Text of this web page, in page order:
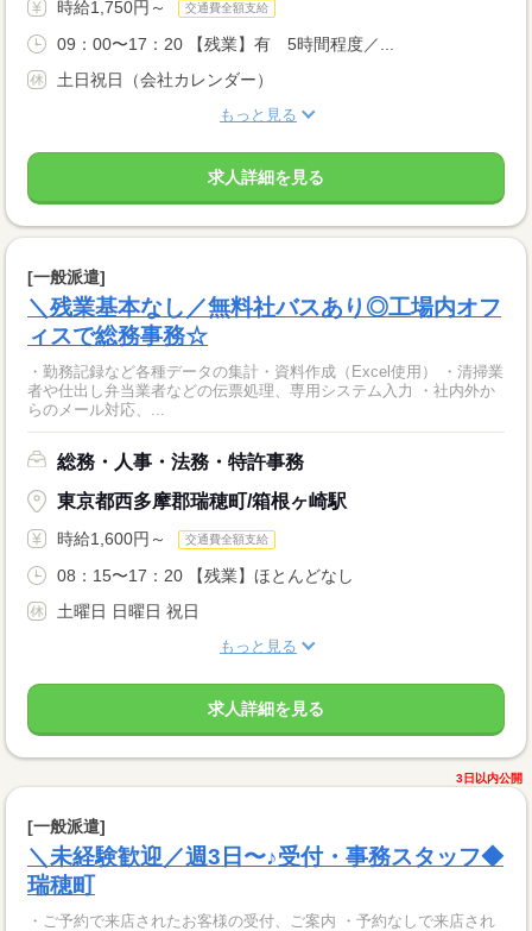
時給1,750円～ 交通費全額支給
09：00〜17：20 【残業】有 5時間程度／...
土日祝日（会社カレンダー）
もっと見る
求人詳細を見る
[一般派遣]
＼残業基本なし／無料社バスあり◎工場内オフ
ィスで総務事務☆
・勤務記録など各種データの集計・資料作成（Excel使用） ・清掃業
者や仕出し弁当業者などの伝票処理、専用システム入力 ・社内外か
らのメール対応、...
総務・人事・法務・特許事務
東京都西多摩郡瑞穂町/箱根ヶ崎駅
時給1,600円～ 交通費全額支給
08：15〜17：20 【残業】ほとんどなし
土曜日 日曜日 祝日
もっと見る
求人詳細を見る
3日以内公開
[一般派遣]
＼未経験歓迎／週3日〜♪受付・事務スタッフ◆
瑞穂町
・ご予約で来店されたお客様の受付、ご案内 ・予約なしで来店され